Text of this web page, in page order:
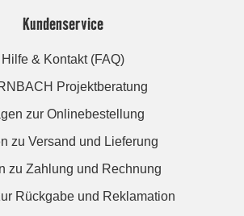
Kundenservice
Hilfe & Kontakt (FAQ)
Projektberatung
zur Onlinebestellung
zu Versand und Lieferung
zu Zahlung und Rechnung
Rückgabe und Reklamation